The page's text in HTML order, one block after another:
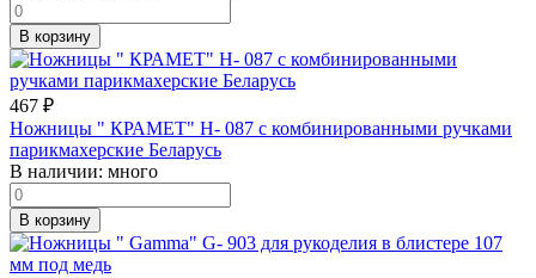
В корзину
467 ₽
Ножницы " КРАМЕТ" Н- 087 с комбинированными ручками
парикмахерские Беларусь
В наличии: много
В корзину